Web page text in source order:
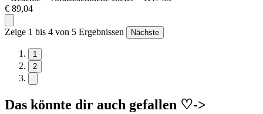
€ 89,04
Zeige 1 bis 4 von 5 Ergebnissen Nächste
1
2
Das könnte dir auch gefallen ♡->